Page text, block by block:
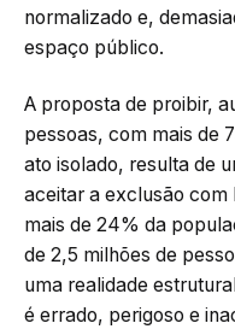
normalizado e,
espaço público.
A proposta de proibir,
pessoas, com mais de
ato isolado, resulta de
aceitar a exclusão com
mais de 24% da
de 2,5 milhões de
uma realidade
é errado, perigoso e